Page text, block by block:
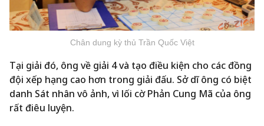
Chân dung kỳ thủ Trần Quốc Việt
Tại giải đó, ông về giải 4 và tạo điều kiện cho các đồng
đội xếp hạng cao hơn trong giải đấu. Sở dĩ ông có biệt
danh Sát nhân vô ảnh, vì lối cờ Phản Cung Mã của ông
rất điêu luyện.